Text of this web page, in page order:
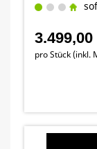
pro Stück (inkl.